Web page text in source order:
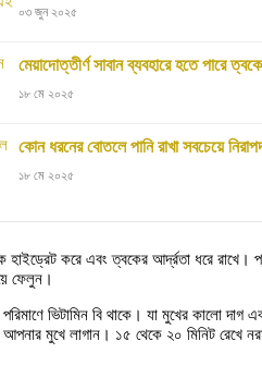
০৩ জুন ২০২৫
মেয়াদোত্তীর্ণ সাবান ব্যবহারে হতে পারে
১৮ মে ২০২৫
কোন ধরনের বোতলে পানি রাখা সবচেয়ে
১৮ মে ২০২৫
হাইড্রেট করে এবং ত্বকের আর্দ্রতা ধরে
ফেলুন।
ভিটামিন বি থাকে। যা মুখের কালো
আপনার মুখে লাগান। ১৫ থেকে ২০ মিনিট